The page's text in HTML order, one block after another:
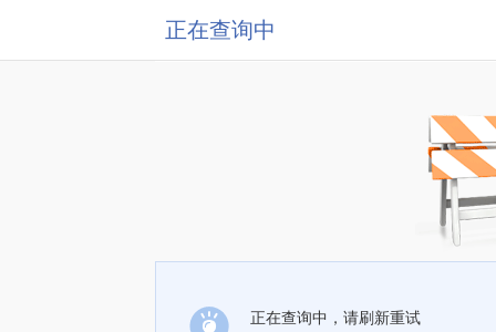
正在查询中
正在查询中，请刷新重试